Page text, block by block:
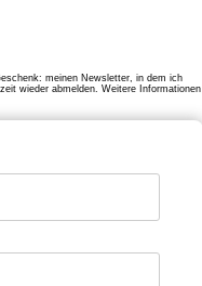
meinen Newsletter, in dem ich
wieder abmelden. Weitere Informationen